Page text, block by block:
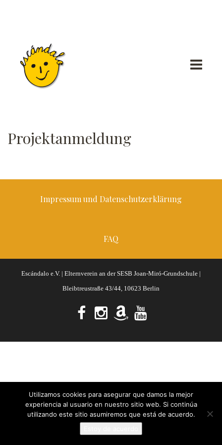
Projektanmeldung
Impressum und Datenschutzerklärung
FAQ
Escándalo e.V. | Elternverein an der SESB Joan-Miró-Grundschule |
Bleibtreustraße 43/44, 10623 Berlin
Utilizamos cookies para asegurar que damos la mejor
experiencia al usuario en nuestro sitio web. Si continúa
utilizando este sitio asumiremos que está de acuerdo.